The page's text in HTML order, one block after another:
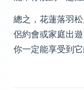
總之，花蓮落羽
侶約會或家庭出
你一定能享受到它